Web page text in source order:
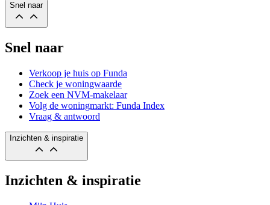
Snel naar
Snel naar
Verkoop je huis op Funda
Check je woningwaarde
Zoek een NVM-makelaar
Volg de woningmarkt: Funda Index
Vraag & antwoord
Inzichten & inspiratie
Inzichten & inspiratie